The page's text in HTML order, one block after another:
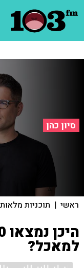
סיון כהן
ראשי | תוכניות מלאות
למאכל?